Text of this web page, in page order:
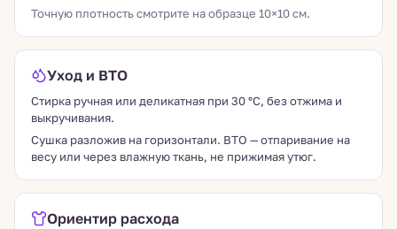
Точную плотность смотрите на образце 10×10 см.
Уход и ВТО
Стирка ручная или деликатная при 30 °C, без отжима и
выкручивания.
Сушка разложив на горизонтали. ВТО — отпаривание на
весу или через влажную ткань, не прижимая утюг.
Ориентир расхода